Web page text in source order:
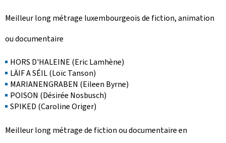
Meilleur long métrage luxembourgeois de fiction, animation
ou documentaire
HORS D'HALEINE (Eric Lamhène)
LÄIF A SÉIL (Loïc Tanson)
MARIANENGRABEN (Eileen Byrne)
POISON (Désirée Nosbusch)
SPIKED (Caroline Origer)
Meilleur long métrage de fiction ou documentaire en